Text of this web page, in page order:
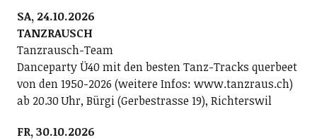
SA, 24.10.2026
TANZRAUSCH
Tanzrausch-Team
Danceparty Ü40 mit den besten Tanz-Tracks querbeet
von den 1950-2026 (weitere Infos: www.tanzraus.ch)
ab 20.30 Uhr, Bürgi (Gerbestrasse 19), Richterswil
FR, 30.10.2026